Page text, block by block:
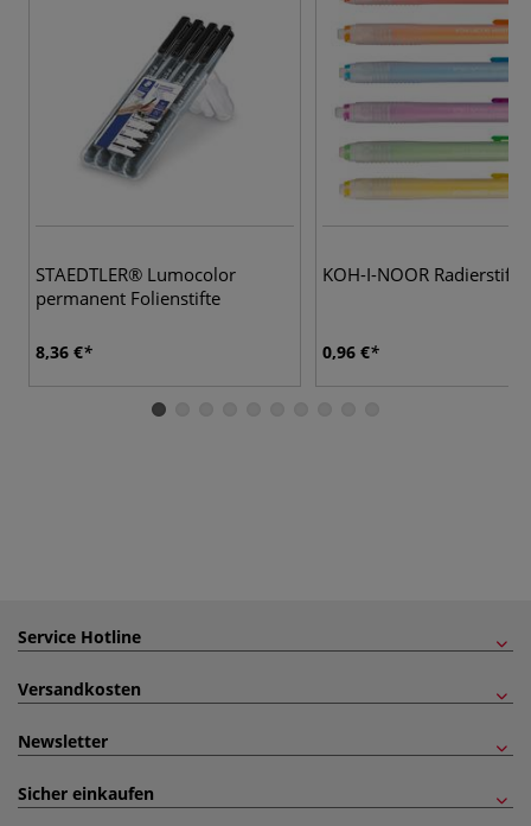
STAEDTLER® Lumocolor
permanent Folienstifte
8,36 €
KOH-I-NOOR Radierstift
0,96 €
Service Hotline
Versandkosten
Newsletter
Sicher einkaufen